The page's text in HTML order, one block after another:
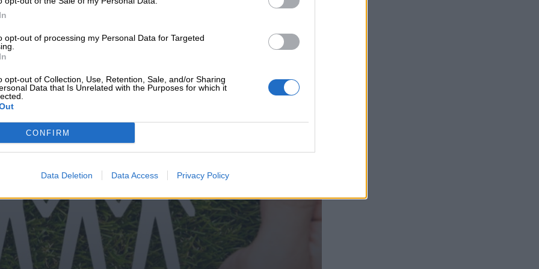
opt-out of processing my Personal Data for Targeted
opt-out of Collection, Use, Retention, Sale, and/or Sharing
Data that Is Unrelated with the Purposes for which it
CONFIRM
Data Deletion Data Access Privacy Policy
05.08.2026 - 12:11
ροή